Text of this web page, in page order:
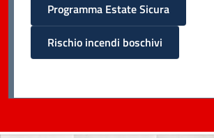
Programma Estate Sicura
Rischio incendi boschivi